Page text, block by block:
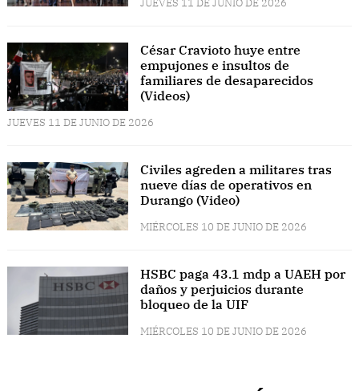
JUEVES 11 DE JUNIO DE 2026
César Cravioto huye entre
empujones e insultos de
familiares de desaparecidos
(Videos)
JUEVES 11 DE JUNIO DE 2026
Civiles agreden a militares tras
nueve días de operativos en
Durango (Video)
MIÉRCOLES 10 DE JUNIO DE 2026
HSBC paga 43.1 mdp a UAEH por
daños y perjuicios durante
bloqueo de la UIF
MIÉRCOLES 10 DE JUNIO DE 2026